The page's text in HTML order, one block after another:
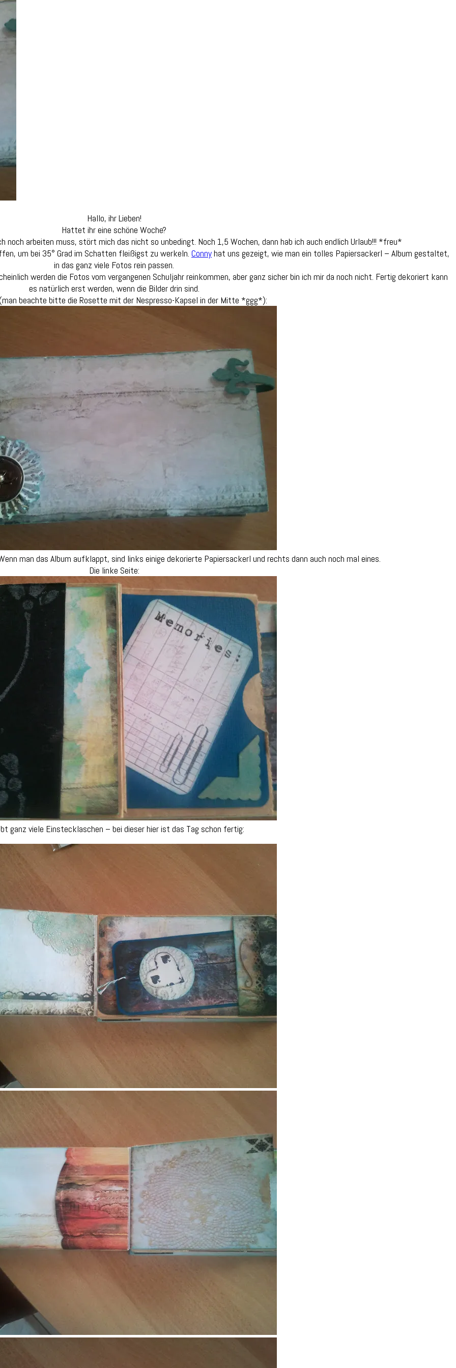
Hallo, ihr Lieben!
Hattet ihr eine schöne Woche?
noch arbeiten muss, stört mich das nicht so unbedingt. Noch 1,5 Wochen, dann hab ich auch endlich Urlaub!!! *freu*
um bei 35° Grad im Schatten fleißigst zu werkeln. Connyhat uns gezeigt, wie man ein tolles Papiersackerl – Album gestaltet,
in das ganz viele Fotos rein passen.
werden die Fotos vom vergangenen Schuljahr reinkommen, aber ganz sicher bin ich mir da noch nicht. Fertig dekoriert kann
es natürlich erst werden, wenn die Bilder drin sind.
beachte bitte die Rosette mit der Nespresso-Kapsel in der Mitte *ggg*):
man das Album aufklappt, sind links einige dekorierte Papiersackerl und rechts dann auch noch mal eines.
Die linke Seite:
ganz viele Einstecklaschen – bei dieser hier ist das Tag schon fertig: